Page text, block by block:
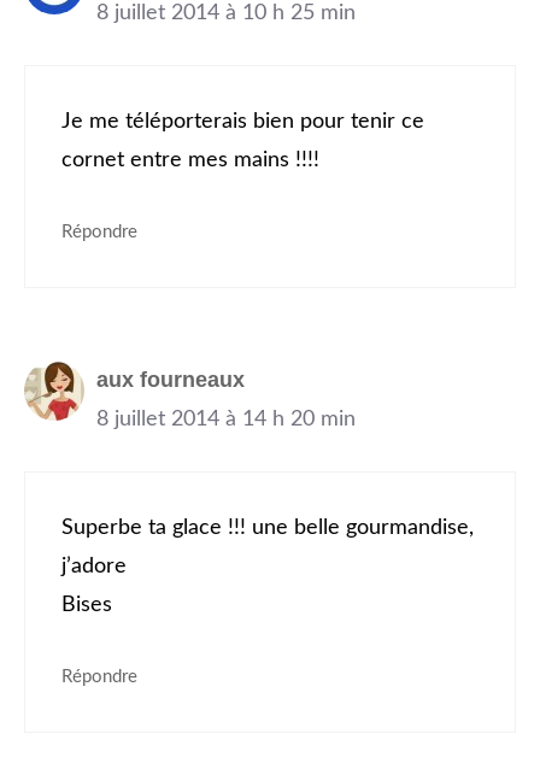
8 juillet 2014 à 10 h 25 min
Je me téléporterais bien pour tenir ce
cornet entre mes mains !!!!
Répondre
aux fourneaux
8 juillet 2014 à 14 h 20 min
Superbe ta glace !!! une belle gourmandise,
j’adore
Bises
Répondre